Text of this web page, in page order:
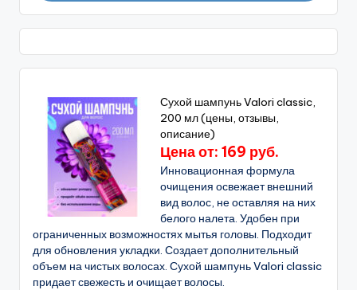
Сухой шампунь Valori classic,
200 мл (цены, отзывы,
описание)
Цена от: 169 руб.
Инновационная формула
очищения освежает внешний
вид волос, не оставляя на них
белого налета. Удобен при
ограниченных возможностях мытья головы. Подходит
для обновления укладки. Создает дополнительный
объем на чистых волосах. Сухой шампунь Valori classic
придает свежесть и очищает волосы.